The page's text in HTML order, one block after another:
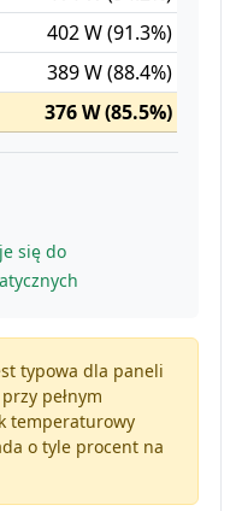
402 W (91.3%)
389 W (88.4%)
376 W (85.5%)
się do
typowa dla paneli
pełnym
temperaturowy
o tyle procent na